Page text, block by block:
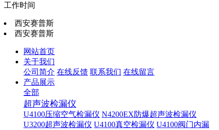
工作时间
西安赛普斯
西安赛普斯
网站首页
关于我们
公司简介 在线反馈 联系我们 在线留言
产品展示
全部
超声波检漏仪
U4100压缩空气检漏仪 N4200EX防爆超声波检漏仪
U3200超声波检漏仪 U4100真空检漏仪 U4100阀门内漏